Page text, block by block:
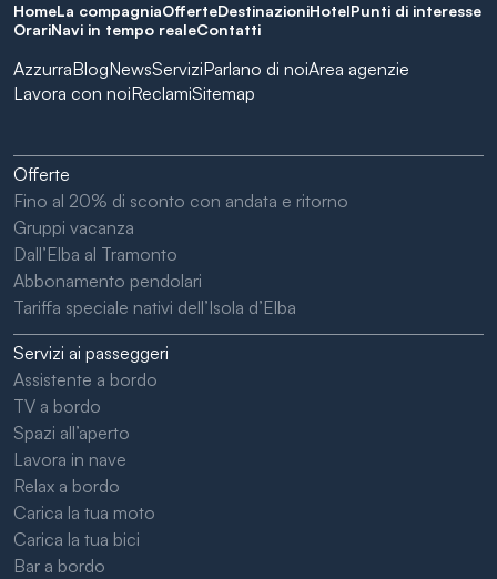
HomeLa compagniaOfferteDestinazioniHotelPunti di interesse
OrariNavi in tempo realeContatti
AzzurraBlogNewsServiziParlano di noiArea agenzie
Lavora con noiReclamiSitemap
Offerte
Fino al 20% di sconto con andata e ritorno
Gruppi vacanza
Dall’Elba al Tramonto
Abbonamento pendolari
Tariffa speciale nativi dell’Isola d’Elba
Servizi ai passeggeri
Assistente a bordo
TV a bordo
Spazi all’aperto
Lavora in nave
Relax a bordo
Carica la tua moto
Carica la tua bici
Bar a bordo